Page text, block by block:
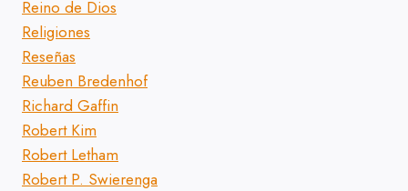
Reino de Dios
Religiones
Reseñas
Reuben Bredenhof
Richard Gaffin
Robert Kim
Robert Letham
Robert P. Swierenga